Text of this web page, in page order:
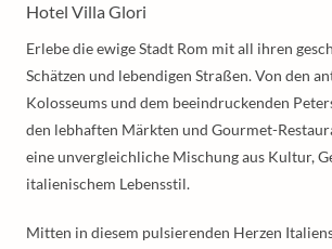
Hotel Villa Glori
Erlebe die ewige Stadt Rom mit all ihren
Schätzen und lebendigen Straßen. Von den
Kolosseums und dem beeindruckenden
den lebhaften Märkten und Gourmet-
eine unvergleichliche Mischung aus Kultur,
italienischem Lebensstil.
Mitten in diesem pulsierenden Herzen